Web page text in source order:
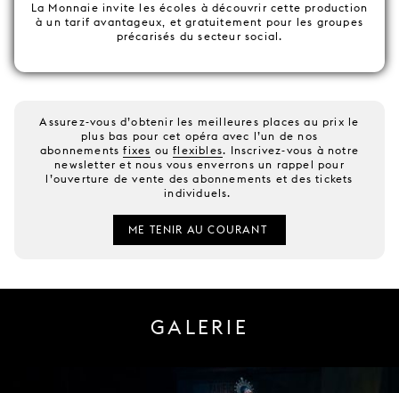
La Monnaie invite les écoles à découvrir cette production
à un tarif avantageux, et gratuitement pour les groupes
précarisés du secteur social.
Assurez-vous d’obtenir les meilleures places au prix le
plus bas pour cet opéra avec l’un de nos
abonnementsfixes ouflexibles. Inscrivez-vous à notre
newsletter et nous vous enverrons un rappel pour
l’ouverture de vente des abonnements et des tickets
individuels.
ME TENIR AU COURANT
GALERIE